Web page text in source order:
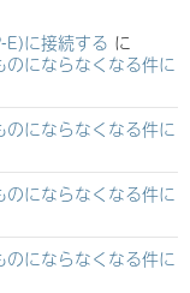
に接続する に
にならなくなる件に
にならなくなる件に
にならなくなる件に
にならなくなる件に